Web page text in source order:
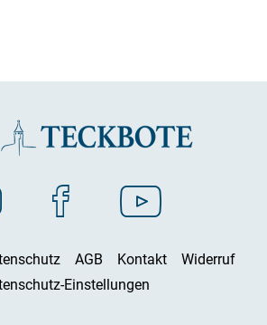
AGB Kontakt
Widerruf
Einstellungen